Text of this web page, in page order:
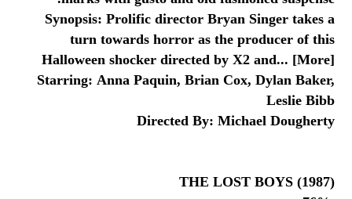
Synopsis: Prolific director Bryan Singer takes a
turn towards horror as the producer of this
Halloween shocker directed by X2 and... [More]
Starring: Anna Paquin, Brian Cox, Dylan Baker,
Leslie Bibb
Directed By: Michael Dougherty
THE LOST BOYS (1987)